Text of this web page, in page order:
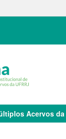
Acervos da